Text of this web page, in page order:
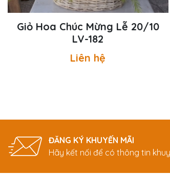
Giỏ Hoa Chúc Mừng Lễ 20/10
LV-182
Liên hệ
ĐĂNG KÝ KHUYẾN MÃI
Hãy kết nối để có thông tin